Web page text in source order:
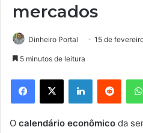
mercados
Dinheiro Portal 15 de
5 minutos de leitura
Facebook
X Linkedin
O calendário econômico da